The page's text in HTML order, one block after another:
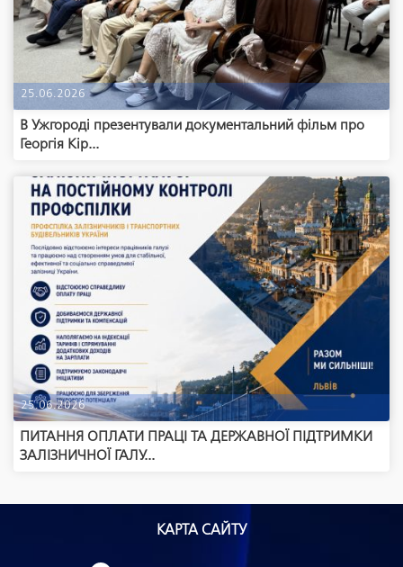
25.06.2026
В Ужгороді презентували документальний фільм про
Георгія Кір...
25.06.2026
ПИТАННЯ ОПЛАТИ ПРАЦІ ТА ДЕРЖАВНОЇ ПІДТРИМКИ
ЗАЛІЗНИЧНОЇ ГАЛУ...
КАРТА САЙТУ